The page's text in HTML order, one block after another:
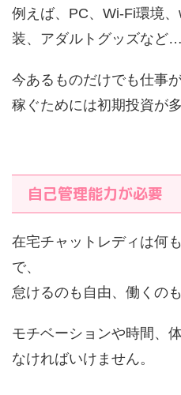
例えば、PC、Wi-Fi環境
装、アダルトグッズなど…
今あるものだけでも仕事
稼ぐためには初期投資が
自己管理能力が必要
在宅チャットレディは何
で、
怠けるのも自由、働くの
モチベーションや時間、
なければいけません。